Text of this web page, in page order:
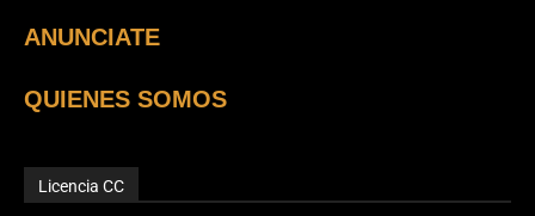
ANUNCIATE
QUIENES SOMOS
Licencia CC